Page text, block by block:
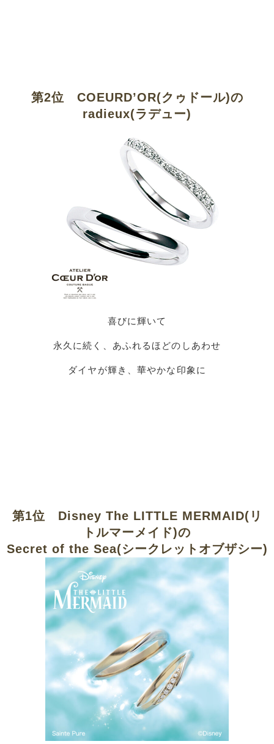
第2位 COEURD’OR(クゥドール)の
radieux(ラデュー)
喜びに輝いて
永久に続く、あふれるほどのしあわせ
ダイヤが輝き、華やかな印象に
第1位 Disney The LITTLE MERMAID(リ
トルマーメイド)の
Secret of the Sea(シークレットオブザシー)